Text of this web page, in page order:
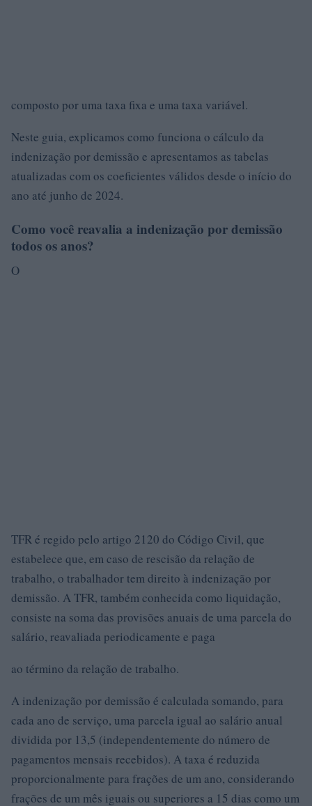
composto por uma taxa fixa e uma taxa variável.
Neste guia, explicamos como funciona o cálculo da
indenização por demissão e apresentamos as tabelas
atualizadas com os coeficientes válidos desde o início do
ano até junho de 2024.
Como você reavalia a indenização por demissão
todos os anos?
O
TFR é regido pelo artigo 2120 do Código Civil, que
estabelece que, em caso de rescisão da relação de
trabalho, o trabalhador tem direito à indenização por
demissão. A TFR, também conhecida como liquidação,
consiste na soma das provisões anuais de uma parcela do
salário, reavaliada periodicamente e paga
ao término da relação de trabalho.
A indenização por demissão é calculada somando, para
cada ano de serviço, uma parcela igual ao salário anual
dividida por 13,5 (independentemente do número de
pagamentos mensais recebidos). A taxa é reduzida
proporcionalmente para frações de um ano, considerando
frações de um mês iguais ou superiores a 15 dias como um